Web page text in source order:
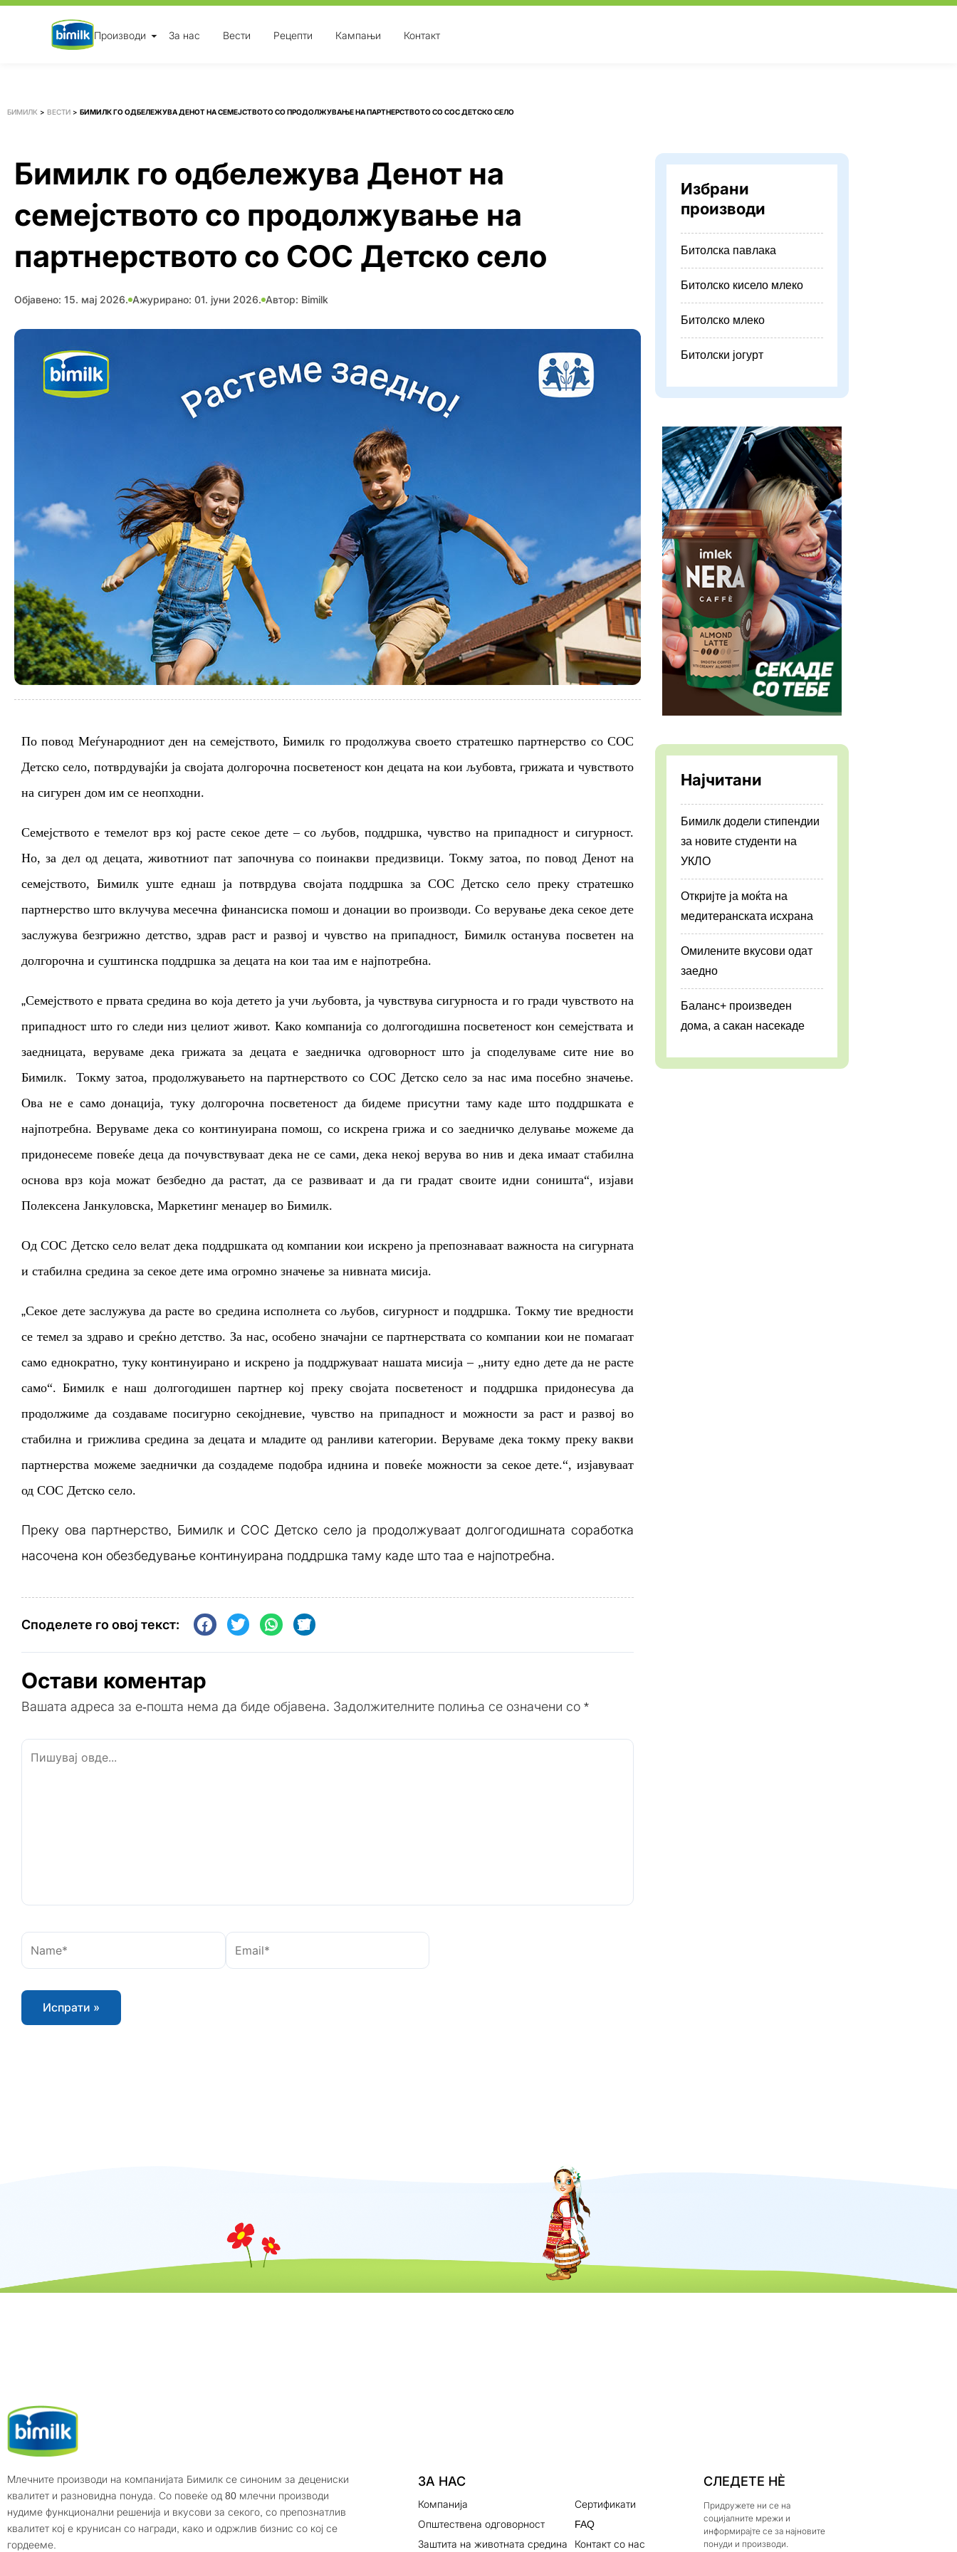
Производи За нас Вести Рецепти Кампањи Контакт
БИМИЛК > ВЕСТИ > БИМИЛК ГО ОДБЕЛЕЖУВА ДЕНОТ НА СЕМЕЈСТВОТО СО ПРОДОЛЖУВАЊЕ НА ПАРТНЕРСТВОТО СО СОС ДЕТСКО СЕЛО
Бимилк го одбележува Денот на
семејството со продолжување на
партнерството со СОС Детско село
Објавено: 15. мај 2026. Ажурирано: 01. јуни 2026. Автор: Bimilk
По повод Меѓународниот ден на семејството, Бимилк го продолжува своето стратешко партнерство со СОС
Детско село, потврдувајќи ја својата долгорочна посветеност кон децата на кои љубовта, грижата и чувството
на сигурен дом им се неопходни.
Семејството е темелот врз кој расте секое дете–со љубов, поддршка, чувство на припадност и сигурност.
Но, за дел од децата, животниот пат започнува со поинакви предизвици. Токму затоа, по повод Денот на
семејството, Бимилк уште еднаш ја потврдува својата поддршка за СОС Детско село преку стратешко
партнерство што вклучува месечна финансиска помош и донации во производи. Со верување дека секое дете
заслужува безгрижно детство, здрав раст и развој и чувство на припадност, Бимилк останува посветен на
долгорочна и суштинска поддршка за децата на кои таа им е најпотребна.
„Семејството е првата средина во која детето ја учи љубовта, ја чувствува сигурноста и го гради чувството на
припадност што го следи низ целиот живот. Како компанија со долгогодишна посветеност кон семејствата и
заедницата, веруваме дека грижатаза децата езаедничка одговорност што ја споделуваме ситение во
Бимилк.
Токму затоа, продолжувањето на партнерството со СОС Детско село за нас има посебно значење.
Ова не е само донација, туку долгорочна посветеност да бидеме присутни таму каде што поддршката е
најпотребна. Веруваме дека со континуирана помош, со искрена грижа и со заедничко делување можеме да
придонесеме повеќе деца да почувствуваат дека не се сами, дека некој верува во нив и дека имаат стабилна
основа врз која можат безбедно да растат, да се развиваат и да ги градат своите идни соништа“, изјави
Полексена Јанкуловска, Маркетинг менаџер во Бимилк.
Од СОС Детско село велат дека поддршката од компании кои искрено ја препознаваат важноста на сигурната
и стабилна средина за секое дете има огромно значење за нивната мисија.
„Секое дете заслужува да расте во средина исполнета со љубов, сигурност и поддршка. Токму тие вредности
се темел за здраво и среќно детство. За нас, особено значајни се партнерствата со компании кои не помагаат
само еднократно, туку континуирано и искрено ја поддржуваат нашата мисија– „ниту едно дете да не расте
само“. Бимилк е наш долгогодишен партнер кој преку својата посветеност и поддршка придонесува да
продолжиме да создаваме посигурно секојдневие, чувство на припадност и можности за раст и развој во
стабилна и грижлива средина за децата и младите од ранливи категории. Веруваме дека токму преку вакви
партнерства можеме заеднички да создадеме подобра иднина и повеќе можности за секое дете.“, изјавуваат
од СОС Детско село.
Преку ова партнерство, Бимилк и СОС Детско село ја продолжуваат долгогодишната соработка
насочена кон обезбедување континуирана поддршка таму каде што таа е најпотребна.
Споделете го овој текст:
Остави коментар
Вашата адреса за е-пошта нема да биде објавена. Задолжителните полиња се означени со *
Пишувај
Name* Email*
Избрани
производи
Битолска павлака
Битолско кисело млеко
Битолско млеко
Битолски јогурт
Најчитани
Бимилк додели стипендии
за новите студенти на
УКЛО
Откријте ја моќта на
медитеранската исхрана
Омилените вкусови одат
заедно
Баланс+ произведен
дома, а сакан насекаде
Млечните производи на компанијата Бимилк се синоним за децениски
квалитет и разновидна понуда. Со повеќе од 80 млечни производи
нудиме функционални решенија и вкусови за секого, со препознатлив
квалитет кој е крунисан со награди, како и одржлив бизнис со кој се
гордееме.
ЗА НАС
Компанија
Општествена одговорност
Заштита на животната средина
Сертификати
FAQ
Контакт со нас
СЛЕДЕТЕ НЀ
Придружете ни се на
социјалните мрежи и
информирајте се за најновите
понуди и производи.